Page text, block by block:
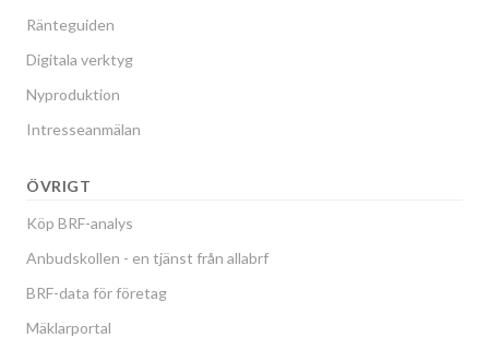
Ränteguiden
Digitala verktyg
Nyproduktion
Intresseanmälan
ÖVRIGT
Köp BRF-analys
Anbudskollen - en tjänst från allabrf
BRF-data för företag
Mäklarportal